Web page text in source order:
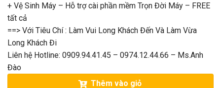
+ Vệ Sinh Máy – Hỗ trợ cài phần mềm Trọn Đời Máy – FREE
tất cả
==> Với Tiêu Chí : Làm Vui Long Khách Đến Và Làm Vừa
Long Khách Đi
Liên hệ Hotline: 0909.94.41.45 – 0974.12.44.66 – Ms.Anh
Đào
Thêm vào giỏ